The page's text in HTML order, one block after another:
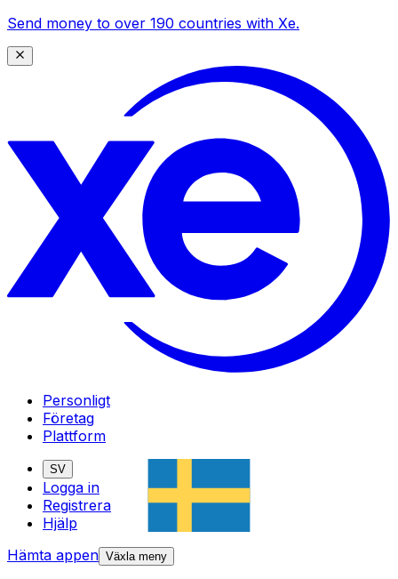
Send money to over 190 countries with Xe.
Personligt
Företag
Plattform
SV
Logga in
Registrera
Hjälp
Hämta appen Växla meny